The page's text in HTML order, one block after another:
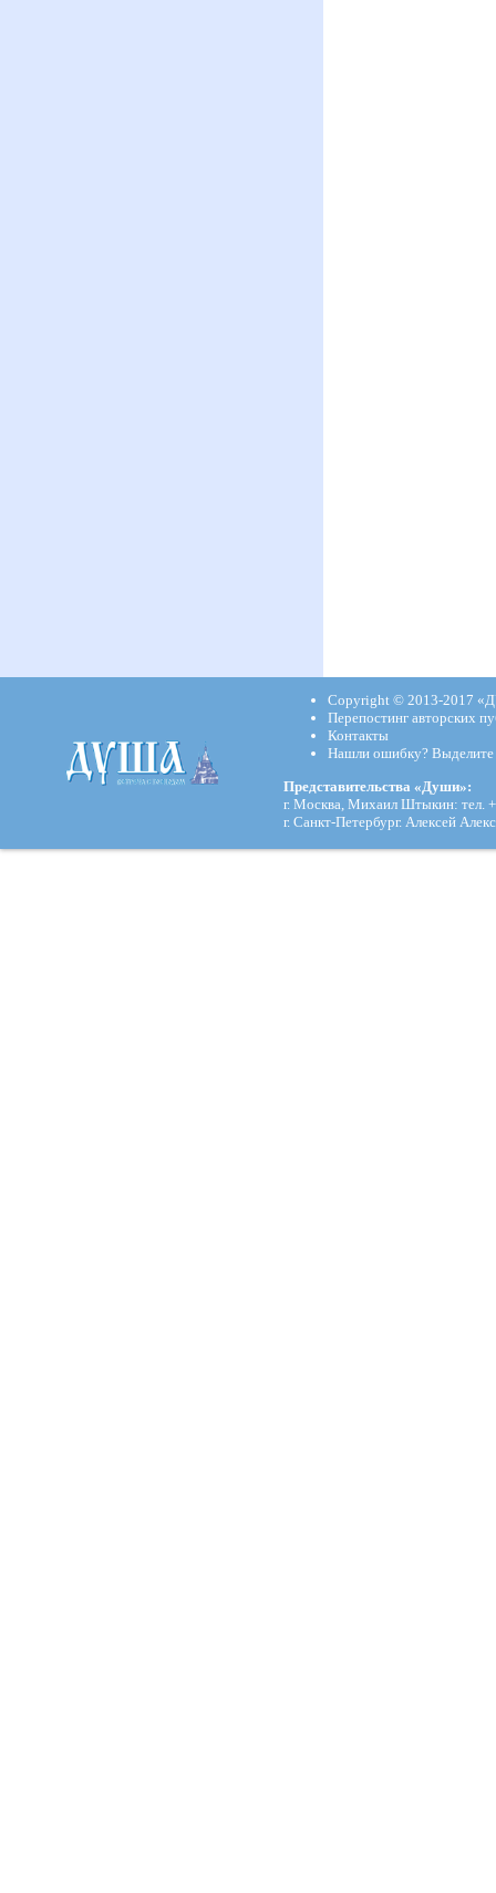
Copyright © 2013-2017
Перепостинг авторских
Контакты
Нашли ошибку?
Представительства «Души»:
г. Москва, Михаил Штыкин: тел.
г. Санкт-Петербург. Алексей